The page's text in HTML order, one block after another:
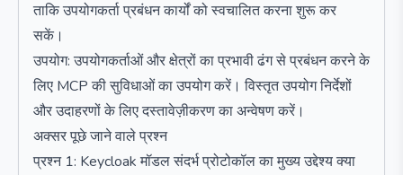
ताकि उपयोगकर्ता प्रबंधन कार्यों को स्वचालित करना शुरू कर
सकें।
उपयोग: उपयोगकर्ताओं और क्षेत्रों का प्रभावी ढंग से प्रबंधन करने के
लिए MCP की सुविधाओं का उपयोग करें। विस्तृत उपयोग निर्देशों
और उदाहरणों के लिए दस्तावेज़ीकरण का अन्वेषण करें।
अक्सर पूछे जाने वाले प्रश्न
प्रश्न 1: Keycloak मॉडल संदर्भ प्रोटोकॉल का मुख्य उद्देश्य क्या